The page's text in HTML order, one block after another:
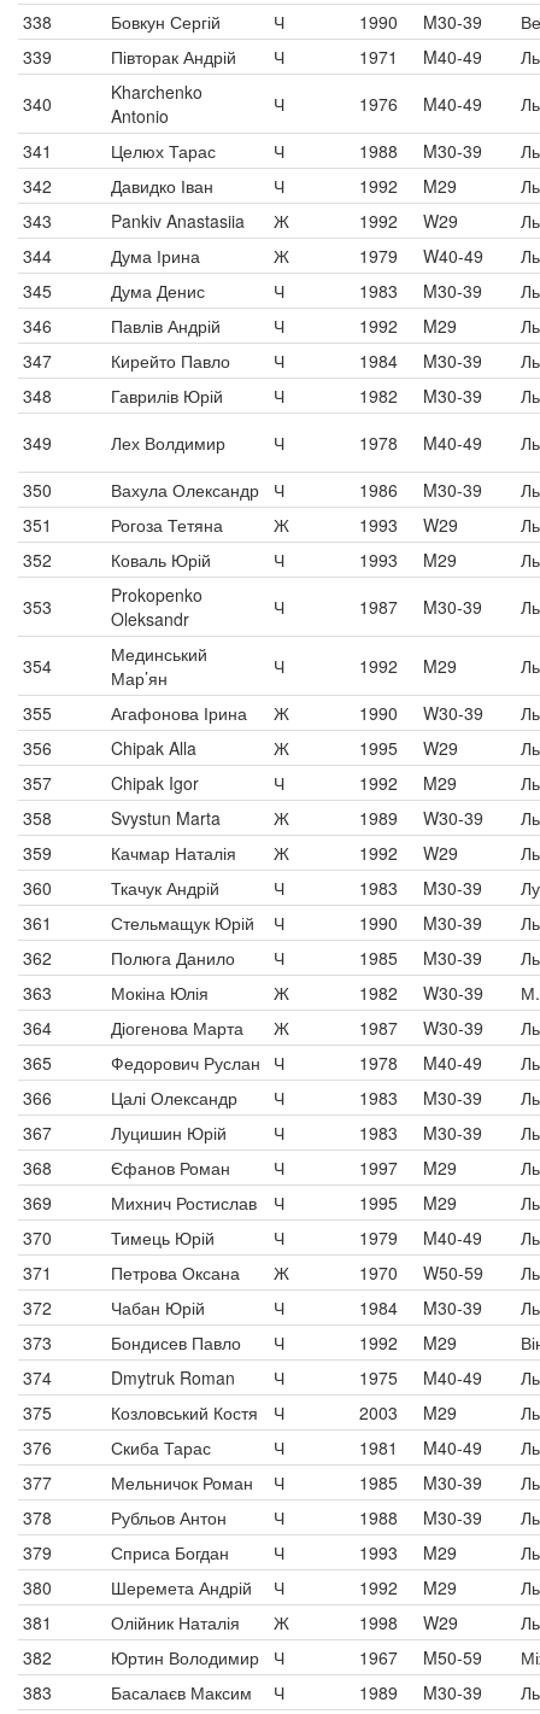
338
Бовкун Сергій Ч 1990 M30-39
339
Півторак Андрій Ч 1971 M40-49
340
Kharchenko
Antonio
Ч 1976 M40-49
341
Целюх Тарас Ч 1988 M30-39
342
Давидко Іван Ч 1992 M29
343
Pankiv Anastasiia Ж 1992 W29
344
Дума Ірина Ж 1979 W40-49
345
Дума Денис Ч 1983 M30-39
346
Павлів Андрій Ч 1992 M29
347
Кирейто Павло Ч 1984 M30-39
348
Гаврилів Юрій Ч 1982 M30-39
349
Лех Волдимир Ч 1978 M40-49
350
Вахула Олександр Ч 1986 M30-39
351
Рогоза Тетяна Ж 1993 W29
352
Коваль Юрій Ч 1993 M29
353
Prokopenko
Oleksandr
Ч 1987 M30-39
354
Мединський
Мар’ян
Ч 1992 M29
355
Агафонова Ірина Ж 1990 W30-39
356
Chipak Alla Ж 1995 W29
357
Chipak Igor Ч 1992 M29
358
Svystun Marta Ж 1989 W30-39
359
Качмар Наталія Ж 1992 W29
360
Ткачук Андрій Ч 1983 M30-39
361
Стельмащук Юрій Ч 1990 M30-39
362
Полюга Данило Ч 1985 M30-39
363
Мокіна Юлія Ж 1982 W30-39
364
Діогенова Марта Ж 1987 W30-39
365
Федорович Руслан Ч 1978 M40-49
366
Цалі Олександр Ч 1983 M30-39
367
Луцишин Юрій Ч 1983 M30-39
368
Єфанов Роман Ч 1997 M29
369
Михнич Ростислав Ч 1995 M29
370
Тимець Юрій Ч 1979 M40-49
371
Петрова Оксана Ж 1970 W50-59
372
Чабан Юрій Ч 1984 M30-39
373
Бондисев Павло Ч 1992 M29
374
Dmytruk Roman Ч 1975 M40-49
375
Козловський Костя Ч 2003 M29
376
Скиба Тарас Ч 1981 M40-49
377
Мельничок Роман Ч 1985 M30-39
378
Рубльов Антон Ч 1988 M30-39
379
Сприса Богдан Ч 1993 M29
380
Шеремета Андрій Ч 1992 M29
381
Олійник Наталія Ж 1998 W29
382
Юртин Володимир Ч 1967 M50-59
383
Басалаєв Максим Ч 1989 M30-39